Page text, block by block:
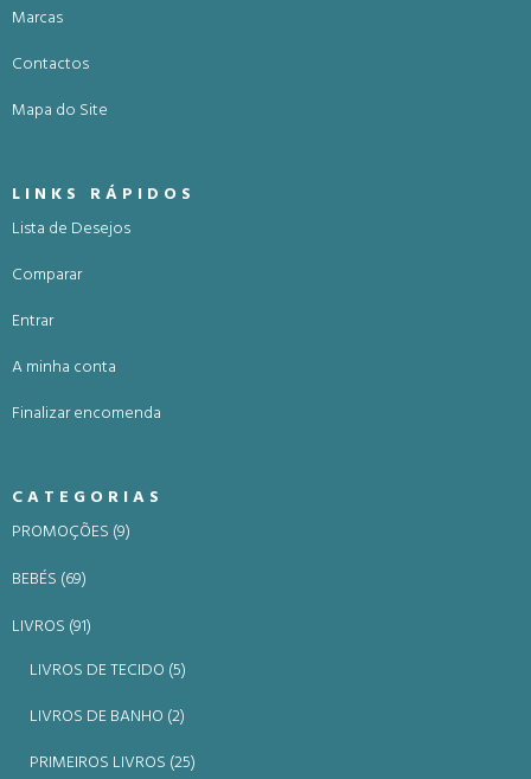
Marcas
Contactos
Mapa do Site
LINKS RÁPIDOS
Lista de Desejos
Comparar
Entrar
A minha conta
Finalizar encomenda
CATEGORIAS
PROMOÇÕES (9)
BEBÉS (69)
LIVROS (91)
LIVROS DE TECIDO (5)
LIVROS DE BANHO (2)
PRIMEIROS LIVROS (25)